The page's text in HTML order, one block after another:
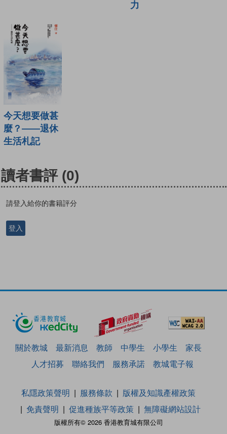
力
今天想要做甚
麼？——退休
生活札記
讀者書評 (0)
請登入給你的書籍評分
登入
關於教城 最新消息 教師 中學生 小學生
家長
人才招募
聯絡我們 服務承諾 教城電子報
版權所有© 2026 香港教育城有限公司
私隱政策聲明 服務條款
版權及知識產權政策
免責聲明
促進種族平等政策 無障礙網站設計